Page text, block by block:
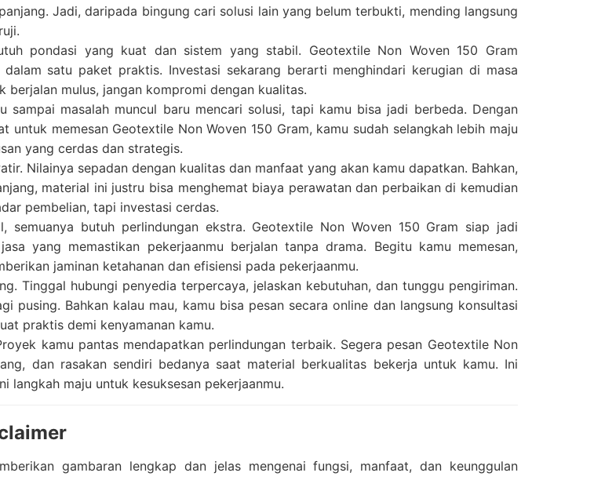
Jadi, daripada bingung cari solusi lain yang belum terbukti, mending langsung
pondasi yang kuat dan sistem yang stabil. Geotextile Non Woven 150 Gram
satu paket praktis. Investasi sekarang berarti menghindari kerugian di masa
berjalan mulus, jangan kompromi dengan kualitas.
sampai masalah muncul baru mencari solusi, tapi kamu bisa jadi berbeda. Dengan
untuk memesan Geotextile Non Woven 150 Gram, kamu sudah selangkah lebih maju
yang cerdas dan strategis.
Nilainya sepadan dengan kualitas dan manfaat yang akan kamu dapatkan. Bahkan,
material ini justru bisa menghemat biaya perawatan dan perbaikan di kemudian
pembelian, tapi investasi cerdas.
semuanya butuh perlindungan ekstra. Geotextile Non Woven 150 Gram siap jadi
yang memastikan pekerjaanmu berjalan tanpa drama. Begitu kamu memesan,
jaminan ketahanan dan efisiensi pada pekerjaanmu.
Tinggal hubungi penyedia terpercaya, jelaskan kebutuhan, dan tunggu pengiriman.
pusing. Bahkan kalau mau, kamu bisa pesan secara online dan langsung konsultasi
praktis demi kenyamanan kamu.
kamu pantas mendapatkan perlindungan terbaik. Segera pesan Geotextile Non
dan rasakan sendiri bedanya saat material berkualitas bekerja untuk kamu. Ini
langkah maju untuk kesuksesan pekerjaanmu.
gambaran lengkap dan jelas mengenai fungsi, manfaat, dan keunggulan